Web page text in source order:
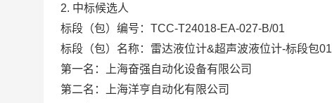
2. 中标候选人
标段（包）编号：TCC-T24018-EA-027-B/01
标段（包）名称：雷达液位计&超声波液位计-标段包01
第一名：上海奋强自动化设备有限公司
第二名：上海洋亨自动化有限公司